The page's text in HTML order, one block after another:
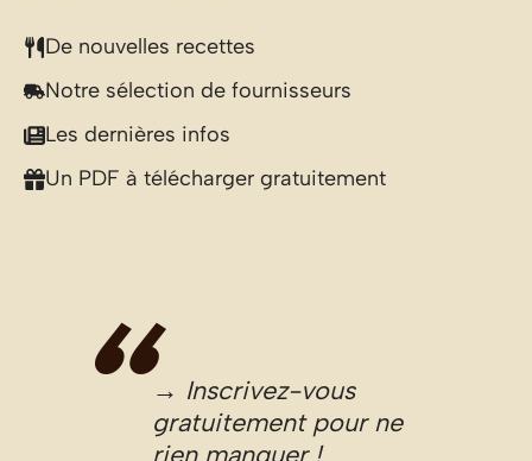
De nouvelles recettes
Notre sélection de fournisseurs
Les dernières infos
Un PDF à télécharger gratuitement
→ Inscrivez-vous
gratuitement pour ne
rien manquer !